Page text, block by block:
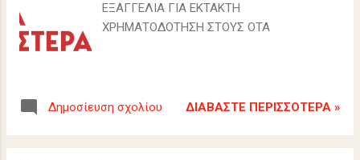
ΕΞΑΓΓΕΛΙΑ ΓΙΑ ΕΚΤΑΚΤΗ
ΧΡΗΜΑΤΟΔΟΤΗΣΗ ΣΤΟΥΣ ΟΤΑ
Δημοσίευση σχολίου ΔΙΑΒΆΣΤΕ ΠΕΡΙΣΣΌΤΕΡΑ »